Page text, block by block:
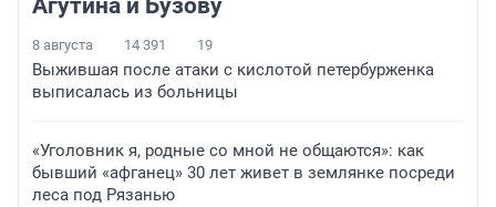
Агутина и Бузову
8 августа 14 391 19
Выжившая после атаки с кислотой петербурженка
выписалась из больницы
«Уголовник я, родные со мной не общаются»: как
бывший «афганец» 30 лет живет в землянке посреди
леса под Рязанью